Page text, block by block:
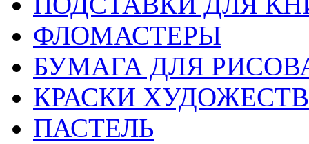
ФЛОМАСТЕРЫ
БУМАГА ДЛЯ
КРАСКИ
ПАСТЕЛЬ